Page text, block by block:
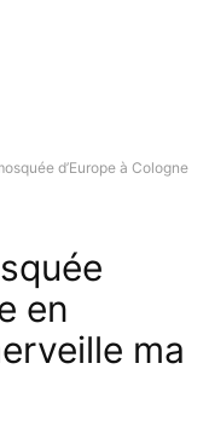
d’Europe à Cologne
en
ma